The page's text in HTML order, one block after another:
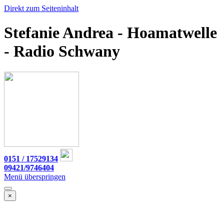
Direkt zum Seiteninhalt
Stefanie Andrea - Hoamatwelle
- Radio Schwany
0151 / 17529134
09421/9746404
Menü überspringen
×